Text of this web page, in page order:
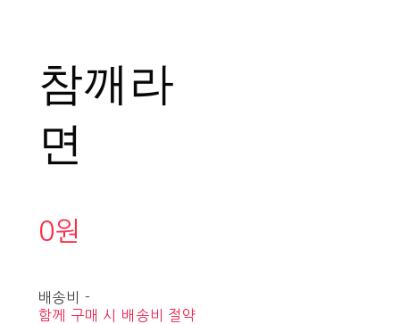
참깨라
면
0원
배송비 -
함께 구매 시 배송비 절약